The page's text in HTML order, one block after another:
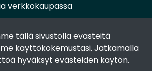
tällä sivustolla evästeitä
käyttökokemustasi. Jatkamalla
hyväksyt evästeiden käytön.
verkkokaupassa